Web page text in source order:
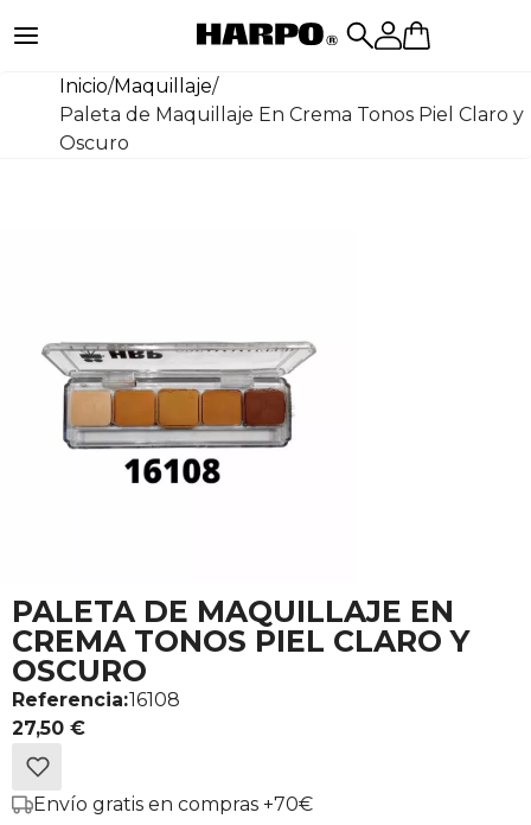
Inicio/Maquillaje/
Paleta de Maquillaje En Crema Tonos Piel Claro y
Oscuro
PALETA DE MAQUILLAJE EN
CREMA TONOS PIEL CLARO Y
OSCURO
Referencia:16108
27,50 €
Envío gratis en compras +70€